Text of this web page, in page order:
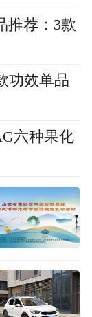
推荐：3款
功效单品
六种果化